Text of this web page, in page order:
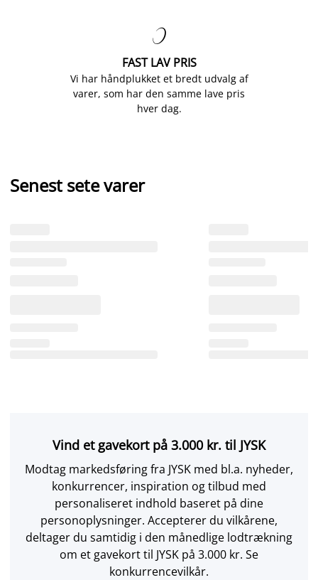

FAST LAV PRIS
Vi har håndplukket et bredt udvalg af
varer, som har den samme lave pris
hver dag.
Senest sete varer
Vind et gavekort på 3.000 kr. til JYSK
Modtag markedsføring fra JYSK med bl.a. nyheder,
konkurrencer, inspiration og tilbud med
personaliseret indhold baseret på dine
personoplysninger. Accepterer du vilkårene,
deltager du samtidig i den månedlige lodtrækning
om et gavekort til JYSK på 3.000 kr. Se
konkurrencevilkår.